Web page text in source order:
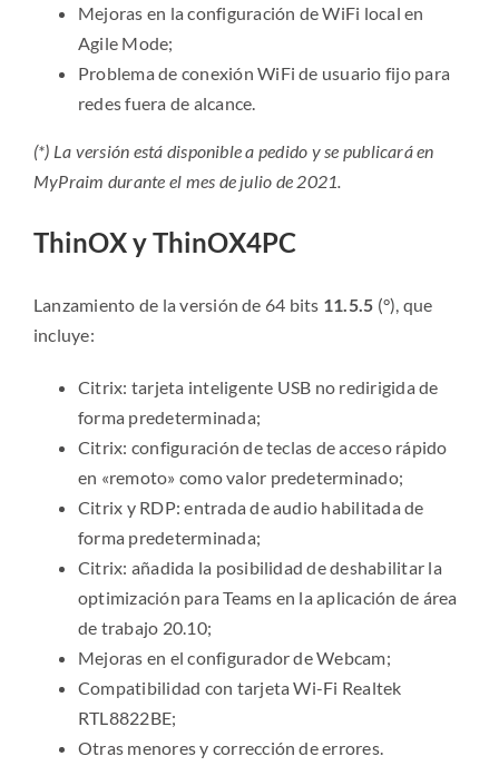
Mejoras en la configuración de WiFi local en
Agile Mode;
Problema de conexión WiFi de usuario fijo para
redes fuera de alcance.
(*) La versión está disponible a pedido y se publicará en
MyPraim durante el mes de julio de 2021.
ThinOX y ThinOX4PC
Lanzamiento de la versión de 64 bits 11.5.5 (°), que
incluye:
Citrix: tarjeta inteligente USB no redirigida de
forma predeterminada;
Citrix: configuración de teclas de acceso rápido
en «remoto» como valor predeterminado;
Citrix y RDP: entrada de audio habilitada de
forma predeterminada;
Citrix: añadida la posibilidad de deshabilitar la
optimización para Teams en la aplicación de área
de trabajo 20.10;
Mejoras en el configurador de Webcam;
Compatibilidad con tarjeta Wi-Fi Realtek
RTL8822BE;
Otras menores y corrección de errores.